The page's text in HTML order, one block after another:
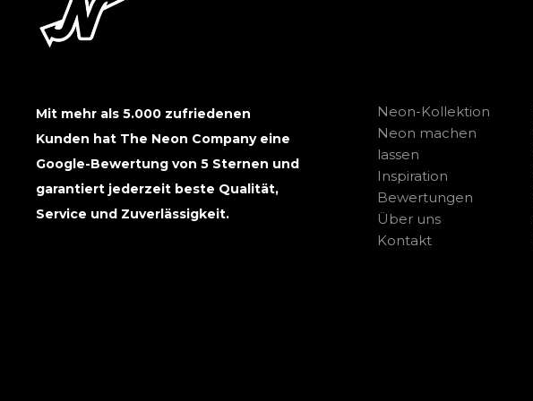
Mit mehr als 5.000 zufriedenen
Kunden hat The Neon Company eine
Google-Bewertung von 5 Sternen und
garantiert jederzeit beste Qualität,
Service und Zuverlässigkeit.
Neon-Kollektion
Neon machen
lassen
Inspiration
Bewertungen
Über uns
Kontakt